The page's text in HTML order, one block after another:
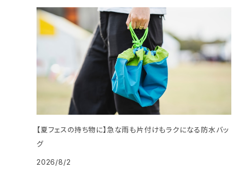
【夏フェスの持ち物に】急な雨も片付けもラクになる防水バッ
グ
2026/8/2